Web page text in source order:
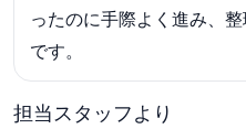
ったのに手際よく進み、
です。
担当スタッフより